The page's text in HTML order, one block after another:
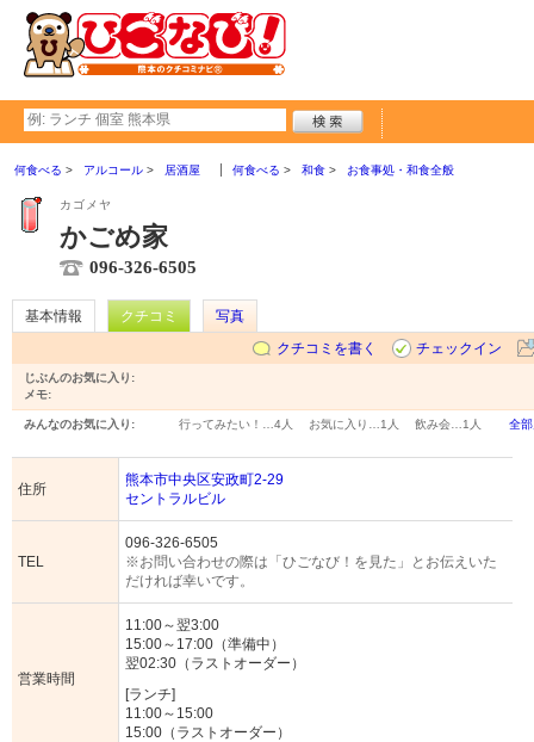
何食べる アルコール 居酒屋 何食べる 和食 お食事処・和食全般
カゴメヤ
かごめ家
096-326-6505
基本情報 クチコミ
写真
クチコミを書く
チェックイン
じぶんのお気に入り:
メモ:
みんなのお気に入り: 行ってみたい！… 4人 お気に入り… 1人 飲み会… 1人 全
住所
熊本市中央区安政町2-29
セントラルビル
TEL
096-326-6505
※お問い合わせの際は「ひごなび！を見た」とお伝えいた
だければ幸いです。
営業時間
11:00～翌3:00
15:00～17:00（準備中）
翌02:30（ラストオーダー）
[ランチ]
11:00～15:00
15:00（ラストオーダー）